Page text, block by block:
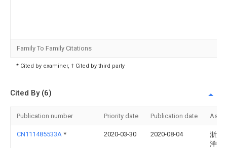
Family To Family Citations
* Cited by examiner, † Cited by third party
Cited By (6)
Publication number Priority date Publication date
CN111485533A * 2020-03-30 2020-08-04
浙江
洋技